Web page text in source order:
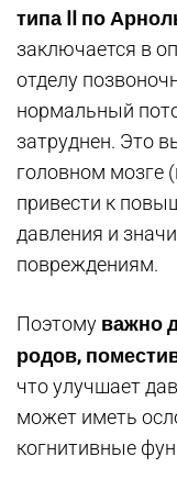
типа II по
заключается в
отделу
нормальный
затруднен. Это
головном мозге
привести к
давления и
повреждениям.
Поэтому важно
родов,
что улучшает
может иметь
когнитивные